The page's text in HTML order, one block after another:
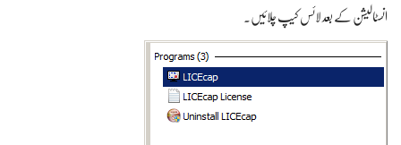
انسٹالیشن کے بعد لائس کیپ چلائیں۔